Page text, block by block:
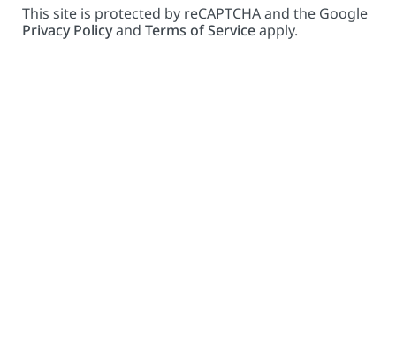
This site is protected by reCAPTCHA and the Google
Privacy Policyand Terms of Serviceapply.